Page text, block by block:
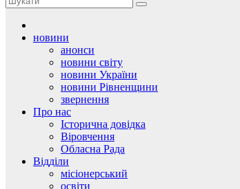
новини
анонси
новини світу
новини України
новини Рівненщини
звернення
Про нас
Історична довідка
Віровчення
Обласна Рада
Відділи
місіонерський
освіти